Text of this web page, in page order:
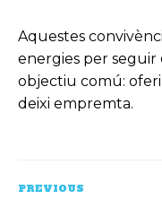
Aquestes
energies per seguir
objectiu comú:
deixi empremta.
PREVIOUS